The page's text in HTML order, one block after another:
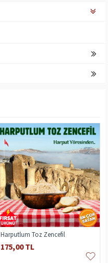
Harputlum Toz Zencefil
175,00 TL